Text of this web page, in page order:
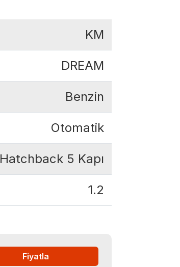
KM
DREAM
Benzin
Otomatik
Hatchback 5 Kapı
1.2
Fiyatla